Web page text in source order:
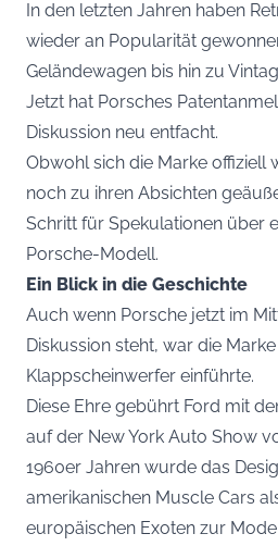
In den letzten Jahren haben
wieder an Popularität
Geländewagen bis hin zu
Jetzt hat Porsches
Diskussion neu entfacht.
Obwohl sich die Marke offiziell
noch zu ihren Absichten
Schritt für Spekulationen über
Porsche-Modell.
Ein Blick in die Geschichte
Auch wenn Porsche jetzt im
Diskussion steht, war die
Klappscheinwerfer einführte.
Diese Ehre gebührt Ford mit
auf der New York Auto Show
1960er Jahren wurde das
amerikanischen Muscle Cars
europäischen Exoten zur